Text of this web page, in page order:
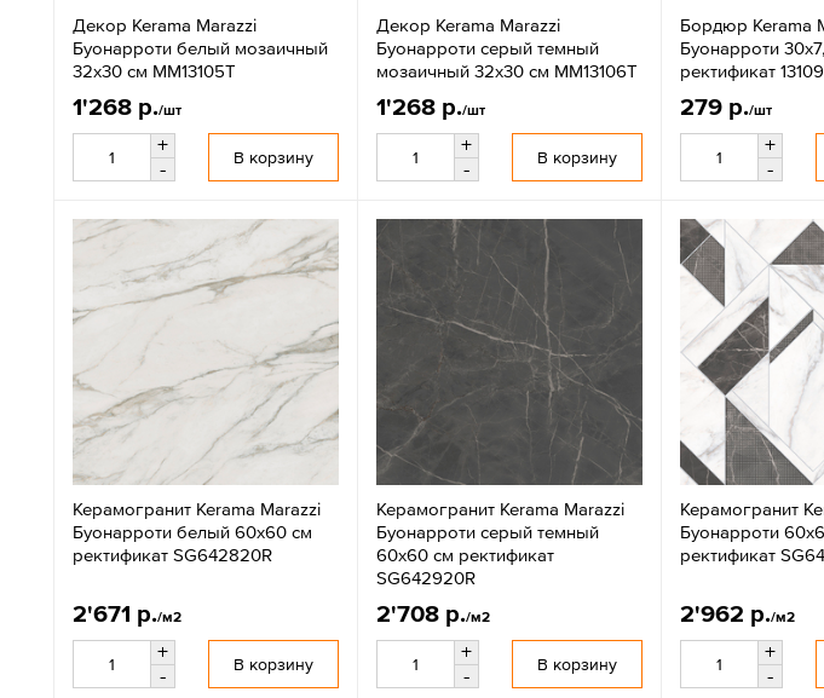
Декор Kerama Marazzi
Буонарроти белый мозаичный
32х30 см MM13105T
1'268 р./шт
+
-
В корзину
Декор Kerama Marazzi
Буонарроти серый темный
мозаичный 32х30 см MM13106T
1'268 р./шт
+
-
В корзину
Бордюр Kerama
Буонарроти
ректификат
279 р./шт
+
-
Керамогранит Kerama Marazzi
Буонарроти белый 60x60 см
ректификат SG642820R
2'671 р./м2
+
-
В корзину
Керамогранит Kerama Marazzi
Буонарроти серый темный
60x60 см ректификат
SG642920R
2'708 р./м2
+
-
В корзину
Керамогранит
Буонарроти
ректификат
2'962 р./м2
+
-